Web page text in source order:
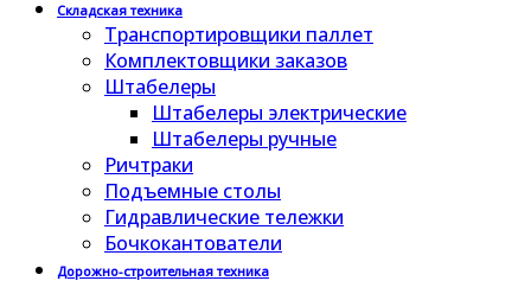
Складская техника
Транспортировщики паллет
Комплектовщики заказов
Штабелеры
Штабелеры электрические
Штабелеры ручные
Ричтраки
Подъемные столы
Гидравлические тележки
Бочкокантователи
Дорожно-строительная техника